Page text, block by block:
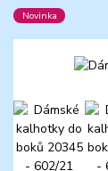
Novinka